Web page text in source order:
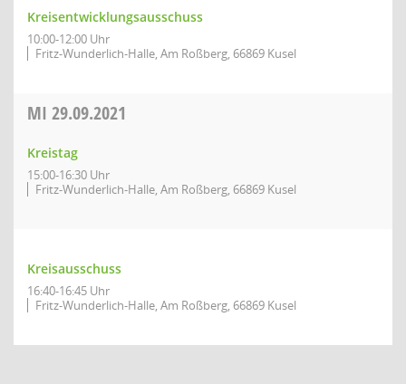
Kreisentwicklungsausschuss
10:00-12:00 Uhr
Fritz-Wunderlich-Halle, Am Roßberg, 66869 Kusel
MI 29.09.2021
Kreistag
15:00-16:30 Uhr
Fritz-Wunderlich-Halle, Am Roßberg, 66869 Kusel
Kreisausschuss
16:40-16:45 Uhr
Fritz-Wunderlich-Halle, Am Roßberg, 66869 Kusel